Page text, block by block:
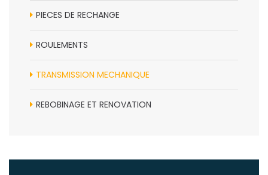
PIECES DE RECHANGE
ROULEMENTS
TRANSMISSION MECHANIQUE
REBOBINAGE ET RENOVATION